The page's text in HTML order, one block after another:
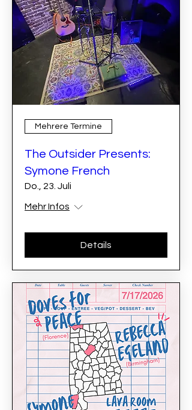
Mehrere Termine
The Outsider Presents:
Symone French
Do., 23. Juli
Mehr Infos
Details